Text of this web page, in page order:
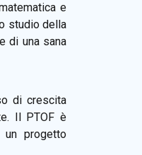
e
studio della
di una sana
di crescita
Il PTOF è
progetto